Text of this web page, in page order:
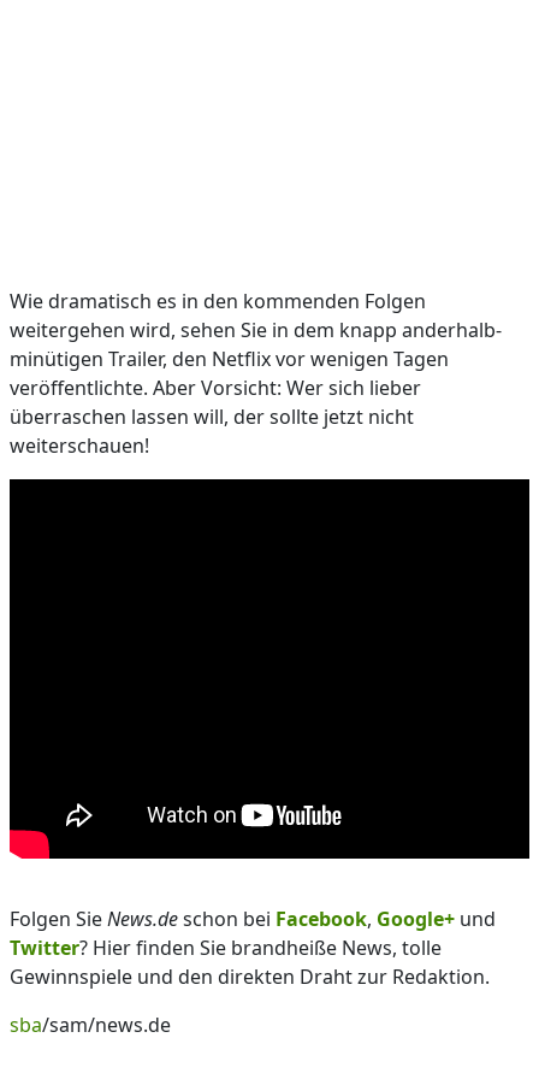
Wie dramatisch es in den kommenden Folgen
weitergehen wird, sehen Sie in dem knapp anderhalb-
minütigen Trailer, den Netflix vor wenigen Tagen
veröffentlichte. Aber Vorsicht: Wer sich lieber
überraschen lassen will, der sollte jetzt nicht
weiterschauen!
Folgen SieNews.deschon bei Facebook, Google+ und
Twitter? Hier finden Sie brandheiße News, tolle
Gewinnspiele und den direkten Draht zur Redaktion.
sba/sam/news.de